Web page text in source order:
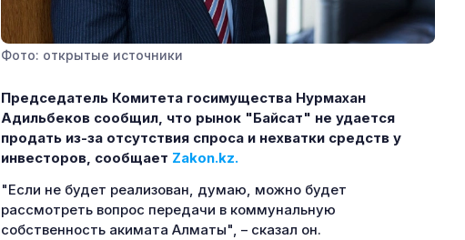
Фото: открытые источники
Председатель Комитета госимущества Нурмахан
Адильбеков сообщил, что рынок "Байсат" не удается
продать из-за отсутствия спроса и нехватки средств у
инвесторов, сообщает Zakon.kz.
"Если не будет реализован, думаю, можно будет
рассмотреть вопрос передачи в коммунальную
собственность акимата Алматы", – сказал он.